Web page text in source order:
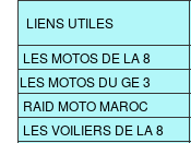
LIENS UTILES
LES MOTOS DE LA 8
LES MOTOS DU GE 3
RAID MOTO MAROC
LES VOILIERS DE LA 8